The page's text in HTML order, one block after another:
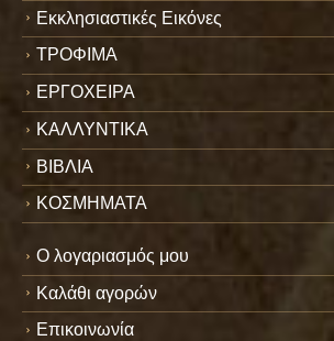
Εκκλησιαστικές Εικόνες
ΤΡΟΦΙΜΑ
ΕΡΓΟΧΕΙΡΑ
ΚΑΛΛΥΝΤΙΚΑ
ΒΙΒΛΙΑ
ΚΟΣΜΗΜΑΤΑ
Ο λογαριασμός μου
Καλάθι αγορών
Επικοινωνία